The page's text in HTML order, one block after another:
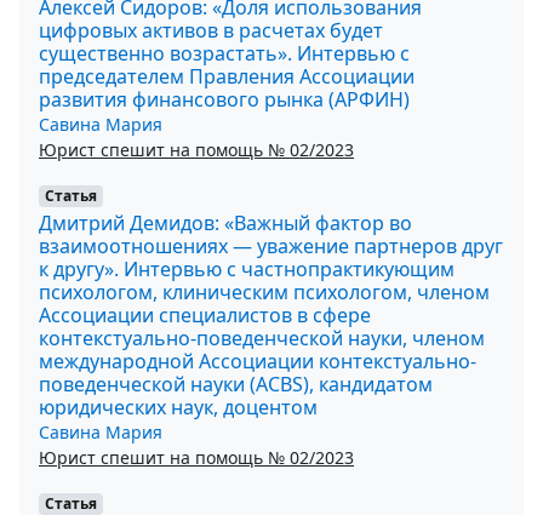
Алексей Сидоров: «Доля использования
цифровых активов в расчетах будет
существенно возрастать». Интервью с
председателем Правления Ассоциации
развития финансового рынка (АРФИН)
Савина Мария
Юрист спешит на помощь № 02/2023
Статья
Дмитрий Демидов: «Важный фактор во
взаимоотношениях — уважение партнеров друг
к другу». Интервью с частнопрактикующим
психологом, клиническим психологом, членом
Ассоциации специалистов в сфере
контекстуально-поведенческой науки, членом
международной Ассоциации контекстуально-
поведенческой науки (ACBS), кандидатом
юридических наук, доцентом
Савина Мария
Юрист спешит на помощь № 02/2023
Статья